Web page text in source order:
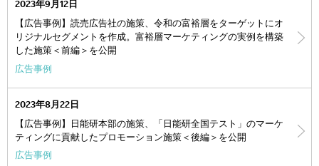
2023年9月12日
【広告事例】読売広告社の施策、令和の富裕層をターゲットにオ
リジナルセグメントを作成。富裕層マーケティングの実例を構築
した施策＜前編＞を公開
広告事例
2023年8月22日
【広告事例】日能研本部の施策、「日能研全国テスト」のマーケ
ティングに貢献したプロモーション施策＜後編＞を公開
広告事例